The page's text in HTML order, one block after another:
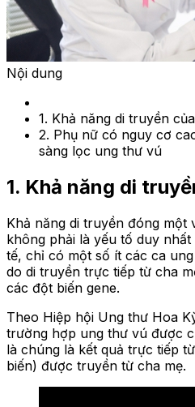
Nội dung
1. Khả năng di truyền
2. Phụ nữ có nguy cơ
sàng lọc ung thư vú
1. Khả năng di
Khả năng di truyền đóng một
không phải là yếu tố duy
tế, chỉ có một số ít các ca
do di truyền trực tiếp từ cha
các đột biến gene.
Theo Hiệp hội Ung thư Hoa
trường hợp ung thư vú được
là chúng là kết quả trực tiếp
biến) được truyền từ cha mẹ.